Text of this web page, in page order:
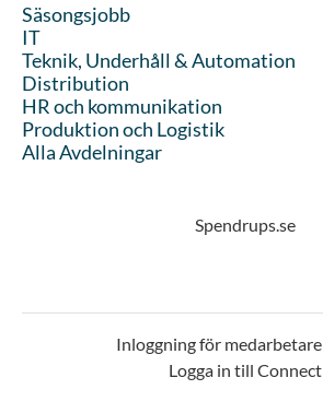
Säsongsjobb
IT
Teknik, Underhåll & Automation
Distribution
HR och kommunikation
Produktion och Logistik
Alla Avdelningar
Spendrups.se
Inloggning för medarbetare
Logga in till Connect